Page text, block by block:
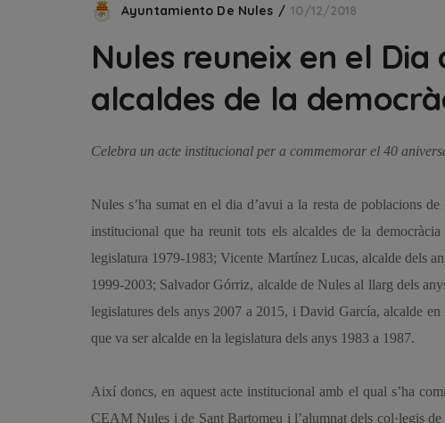
Ayuntamiento De Nules 10/12/2018
Nules reuneix en el
alcaldes de la
Celebra un acte institucional per a commemorar el 40
Nules s’ha sumat en el dia d’avui a la resta de poblacions
institucional que ha reunit tots els alcaldes de la
legislatura 1979-1983; Vicente Martínez Lucas, alcalde dels
1999-2003; Salvador Górriz, alcalde de Nules al llarg dels
legislatures dels anys 2007 a 2015, i David García, alcalde
que va ser alcalde en la legislatura dels anys 1983 a 1987.
Així doncs, en aquest acte institucional amb el qual s’ha
CEAM Nules i de Sant Bartomeu i l’alumnat dels col·legis